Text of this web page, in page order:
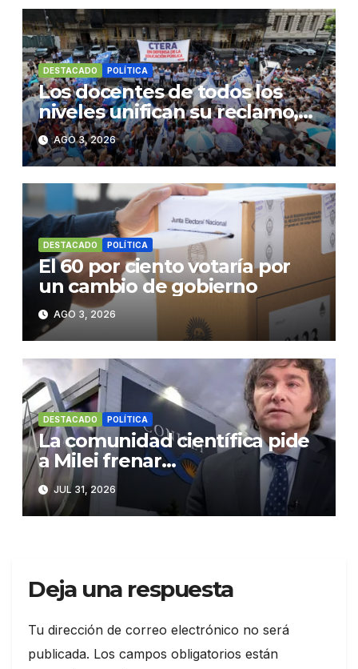
DESTACADO POLÍTICA
Los docentes de todos los
niveles unifican su reclamo,
paran y se movilizan
AGO 3, 2026
DESTACADO POLÍTICA
El 60 por ciento votaría por
un cambio de gobierno
AGO 3, 2026
DESTACADO POLÍTICA
La comunidad científica pide
a Milei frenar
desmantelamiento de la
ciencia en el país
JUL 31, 2026
Deja una respuesta
Tu dirección de correo electrónico no será
publicada. Los campos obligatorios están